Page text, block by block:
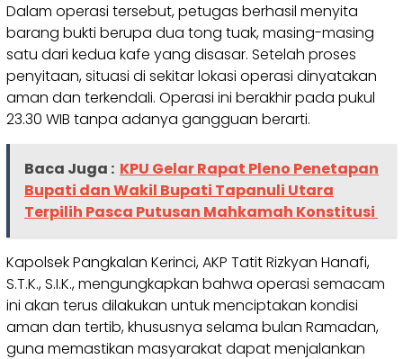
Dalam operasi tersebut, petugas berhasil menyita
barang bukti berupa dua tong tuak, masing-masing
satu dari kedua kafe yang disasar. Setelah proses
penyitaan, situasi di sekitar lokasi operasi dinyatakan
aman dan terkendali. Operasi ini berakhir pada pukul
23.30 WIB tanpa adanya gangguan berarti.
Baca Juga : KPU Gelar Rapat Pleno Penetapan
Bupati dan Wakil Bupati Tapanuli Utara
Terpilih Pasca Putusan Mahkamah Konstitusi
Kapolsek Pangkalan Kerinci, AKP Tatit Rizkyan Hanafi,
S.T.K., S.I.K., mengungkapkan bahwa operasi semacam
ini akan terus dilakukan untuk menciptakan kondisi
aman dan tertib, khususnya selama bulan Ramadan,
guna memastikan masyarakat dapat menjalankan